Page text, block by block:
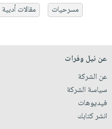
مسرحيات
مقالات أدبية
عن نيل وفرات
عن الشركة
سياسة الشركة
فيديوهات
انشر كتابك